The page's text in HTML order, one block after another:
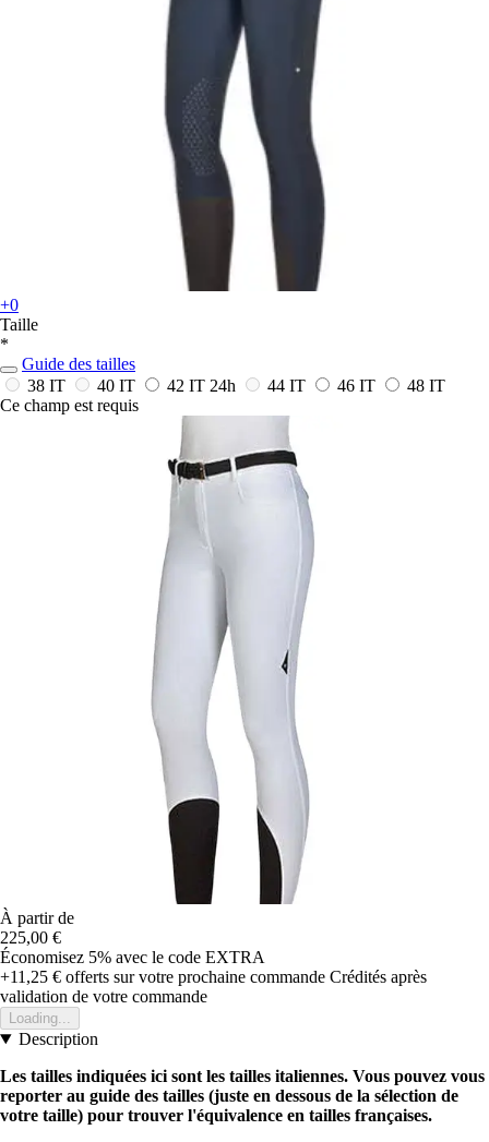
+0
Taille
*
Guide des tailles
38 IT
40 IT 42 IT 24h 44 IT 46 IT
48 IT
Ce champ est requis
À partir de
225,00 €
Économisez 5% avec le code EXTRA
+11,25 € offerts sur votre prochaine commande Crédités après
validation de votre commande
Loading...
Description
Les tailles indiquées ici sont les tailles italiennes. Vous pouvez vous
reporter au guide des tailles (juste en dessous de la sélection de
votre taille) pour trouver l'équivalence en tailles françaises.